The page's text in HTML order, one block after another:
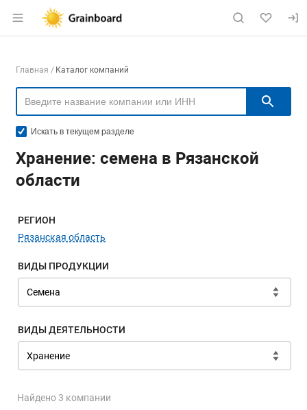
Раздел навигации по сайту
Навигация по компаниям
Главная Каталог компаний
Искать в текущем разделе
Хранение: семена в Рязанской
области
Меню навигации
РЕГИОН
Рязанская область
ВИДЫ ПРОДУКЦИИ
ВИДЫ ДЕЯТЕЛЬНОСТИ
Найдено 3 компании